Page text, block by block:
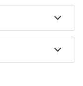
in Aguascalientes